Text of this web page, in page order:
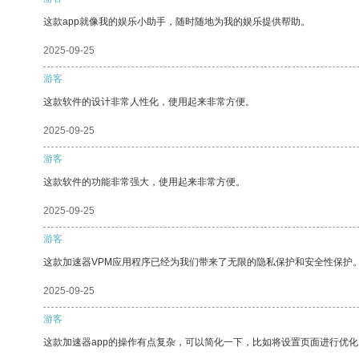
这款app就像我的娱乐小助手，随时随地为我的娱乐提供帮助。
2025-09-25
游客
这款软件的设计非常人性化，使用起来非常方便。
2025-09-25
游客
这款软件的功能非常强大，使用起来非常方便。
2025-09-25
游客
这款加速器VPM应用程序已经为我们带来了无限的隐私保护和安全性保护
2025-09-25
游客
这款加速器app的操作有点复杂，可以简化一下，比如将设置页面进行优